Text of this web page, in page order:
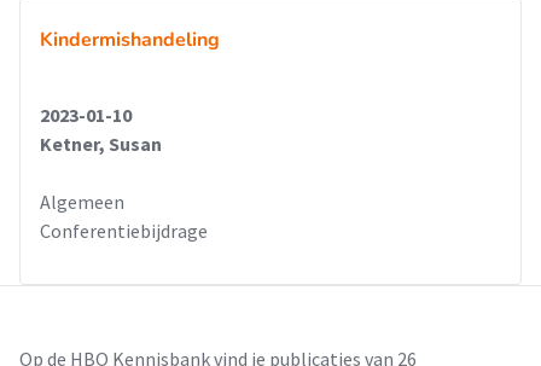
Kindermishandeling
2023-01-10
Ketner, Susan
Algemeen
Conferentiebijdrage
Op de HBO Kennisbank vind je publicaties van 26